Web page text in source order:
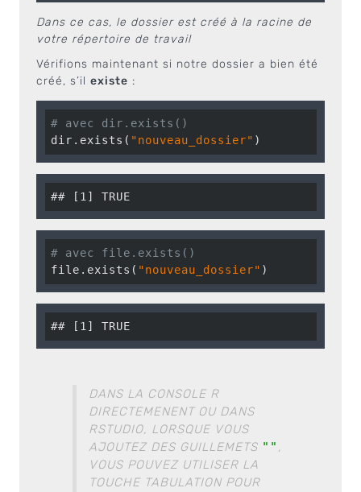
Dans ce cas, le dossier est créé à la racine de
votre répertoire de travail
Vérifions maintenant si notre dossier a bien été
créé, s’il existe :
# avec dir.exists()
dir.exists( "nouveau_dossier" )
## [1] TRUE
# avec file.exists()
file.exists( "nouveau_dossier" )
## [1] TRUE
DANS LA CONSOLE R
DIRECTEMENENT OU DANS
RSTUDIO, LORSQUE VOUS
AJOUTEZ DES GUILLEMETS "" ,
VOUS POUVEZ UTILISER LA
TOUCHE TABULATION POUR